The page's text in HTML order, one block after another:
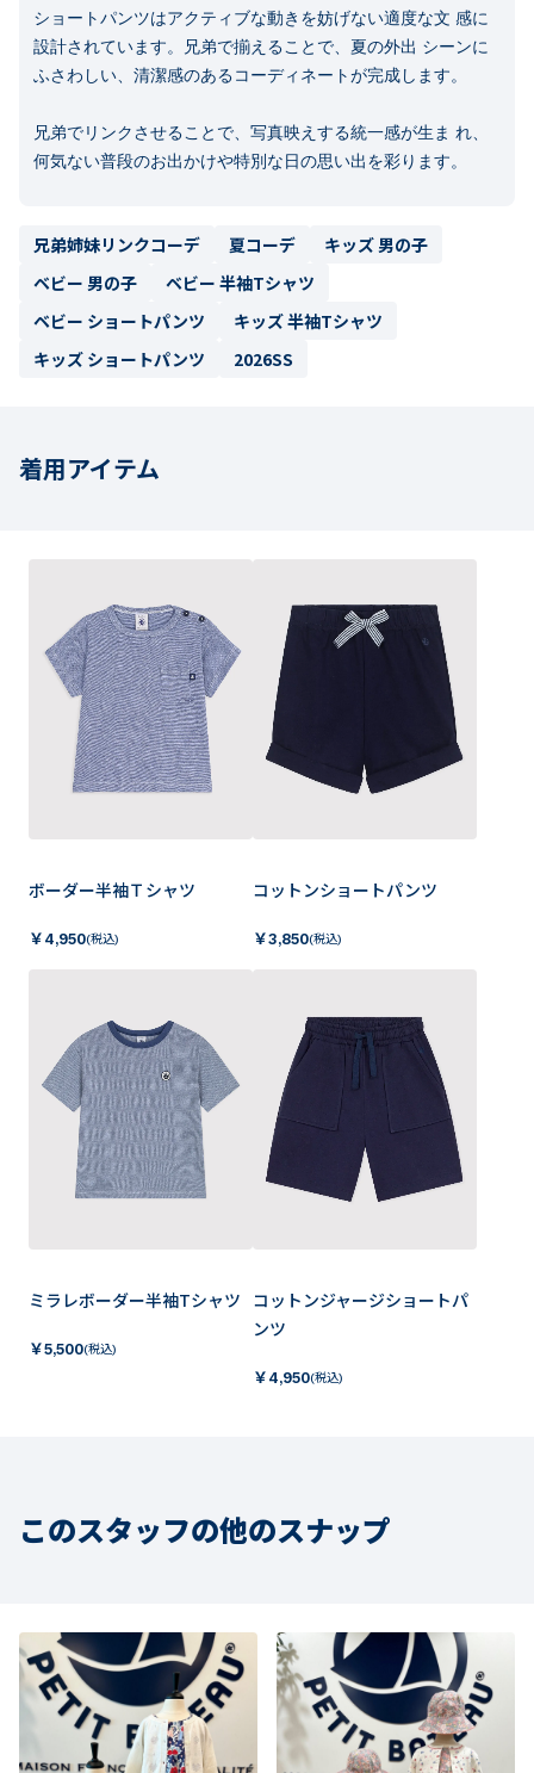
ショートパンツはアクティブな動きを妨げない適度な文 感に
設計されています。兄弟で揃えることで、夏の外出 シーンに
ふさわしい、清潔感のあるコーディネートが完成します。
兄弟でリンクさせることで、写真映えする統一感が生ま れ、
何気ない普段のお出かけや特別な日の思い出を彩ります。
兄弟姉妹リンクコーデ 夏コーデ
キッズ 男の子
ベビー 男の子
ベビー 半袖Tシャツ
ベビー ショートパンツ
キッズ 半袖Tシャツ
キッズ ショートパンツ
2026SS
着用アイテム
ボーダー半袖Ｔシャツ
￥ 4,950(税込)
コットンショートパンツ
￥3,850(税込)
ミラレボーダー半袖Tシャツ
￥5,500(税込)
コットンジャージショートパ
ンツ
￥ 4,950(税込)
このスタッフの他のスナップ